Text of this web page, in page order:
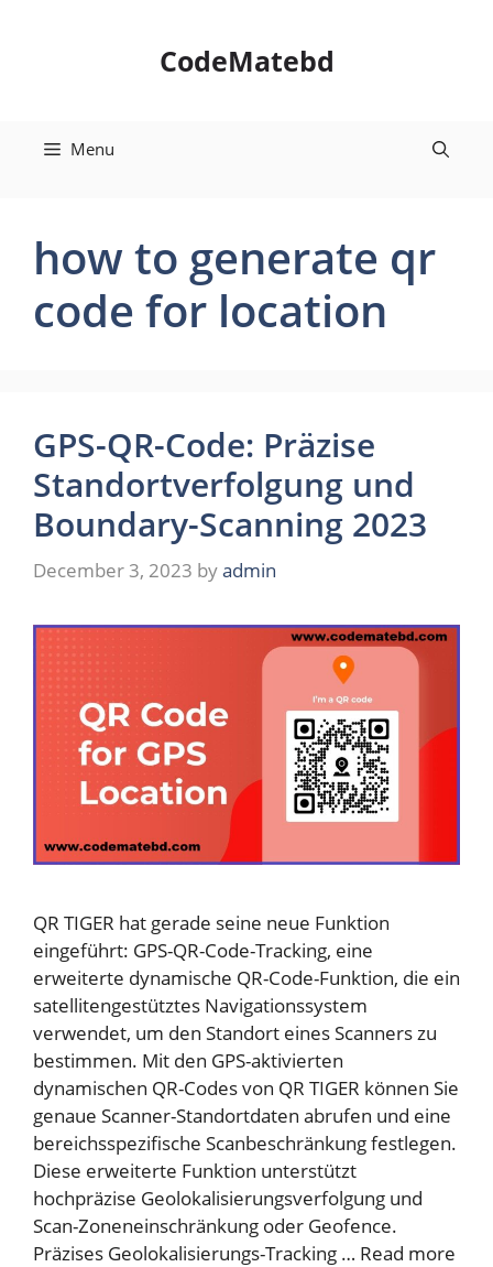
CodeMatebd
Menu
how to generate qr
code for location
GPS-QR-Code: Präzise
Standortverfolgung und
Boundary-Scanning 2023
December 3, 2023 byadmin
QR TIGER hat gerade seine neue Funktion
eingeführt: GPS-QR-Code-Tracking, eine
erweiterte dynamische QR-Code-Funktion, die ein
satellitengestütztes Navigationssystem
verwendet, um den Standort eines Scanners zu
bestimmen. Mit den GPS-aktivierten
dynamischen QR-Codes von QR TIGER können Sie
genaue Scanner-Standortdaten abrufen und eine
bereichsspezifische Scanbeschränkung festlegen.
Diese erweiterte Funktion unterstützt
hochpräzise Geolokalisierungsverfolgung und
Scan-Zoneneinschränkung oder Geofence.
Präzises Geolokalisierungs-Tracking … Read more